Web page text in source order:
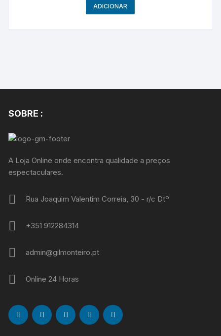
ADICIONAR
SOBRE :
A Loja Online onde encontra qualidade a preços
espectaculares.
Rua Joaquim Valentim Correia, 30 - r/c Dtº
+351 912284314
admin@gilmonteiro.pt
Online 24 Horas